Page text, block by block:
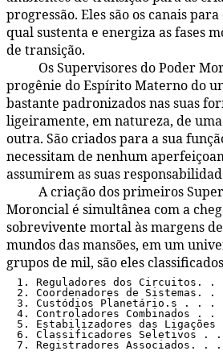
progressão. Eles são os canais
qual sustenta e energiza as fases
de transição.
Os Supervisores do Poder
progênie do Espírito Materno do
bastante padronizados nas suas
ligeiramente, em natureza, de
outra. São criados para a sua
necessitam de nenhum
assumirem as suas
A criação dos primeiros
Moroncial é simultânea com a
sobrevivente mortal às margens
mundos das mansões, em um
grupos de mil, são eles
1. Reguladores dos Circuitos. .
2. Coordenadores de Sistemas. .
3. Custódios Planetário.s . . .
4. Controladores Combinados . .
5. Estabilizadores das Ligações
6. Classificadores Seletivos .
7. Registradores Associados. .